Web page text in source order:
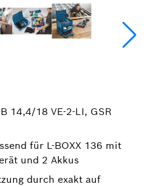
14,4/18 VE-2-LI, GSR
für L-BOXX 136 mit
und 2 Akkus
durch exakt auf